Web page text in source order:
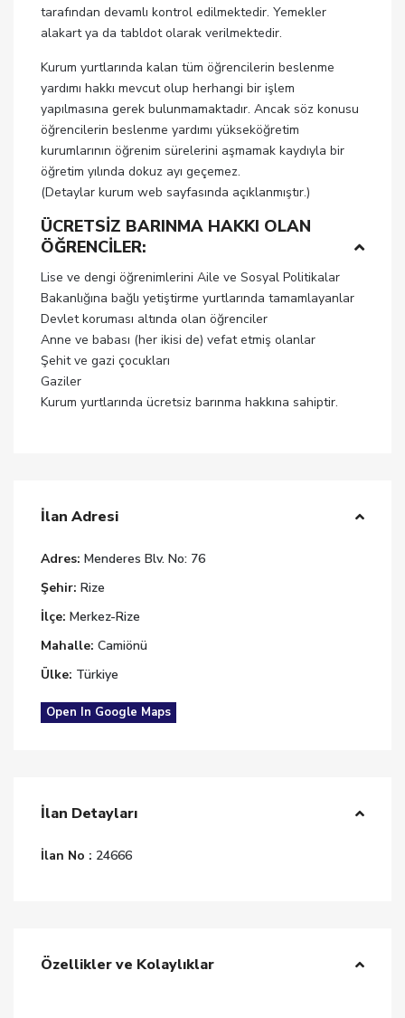
tarafından devamlı kontrol edilmektedir. Yemekler
alakart ya da tabldot olarak verilmektedir.
Kurum yurtlarında kalan tüm öğrencilerin beslenme
yardımı hakkı mevcut olup herhangi bir işlem
yapılmasına gerek bulunmamaktadır. Ancak söz konusu
öğrencilerin beslenme yardımı yükseköğretim
kurumlarının öğrenim sürelerini aşmamak kaydıyla bir
öğretim yılında dokuz ayı geçemez.
(Detaylar kurum web sayfasında açıklanmıştır.)
ÜCRETSİZ BARINMA HAKKI OLAN
ÖĞRENCİLER:
Lise ve dengi öğrenimlerini Aile ve Sosyal Politikalar
Bakanlığına bağlı yetiştirme yurtlarında tamamlayanlar
Devlet koruması altında olan öğrenciler
Anne ve babası (her ikisi de) vefat etmiş olanlar
Şehit ve gazi çocukları
Gaziler
Kurum yurtlarında ücretsiz barınma hakkına sahiptir.
İlan Adresi
Adres: Menderes Blv. No: 76
Şehir: Rize
İlçe: Merkez-Rize
Mahalle: Camiönü
Ülke: Türkiye
Open In Google Maps
İlan Detayları
İlan No : 24666
Özellikler ve Kolaylıklar